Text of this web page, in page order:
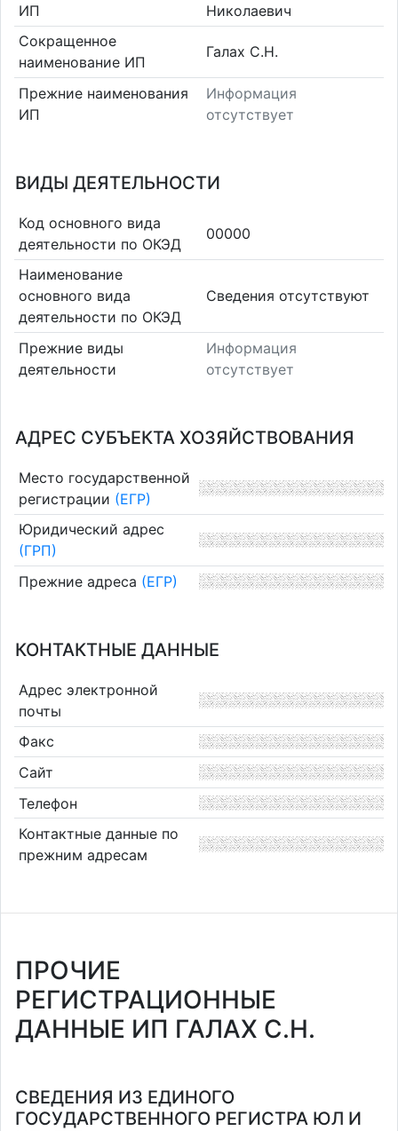
ИП
Николаевич
Сокращенное
наименование ИП
Галах С.Н.
Прежние наименования
ИП
Информация
отсутствует
ВИДЫ ДЕЯТЕЛЬНОСТИ
Код основного вида
деятельности по ОКЭД
00000
Наименование
основного вида
деятельности по ОКЭД
Cведения отсутствуют
Прежние виды
деятельности
Информация
отсутствует
АДРЕС СУБЪЕКТА ХОЗЯЙСТВОВАНИЯ
Место государственной
регистрации (ЕГР)
Юридический адрес
(ГРП)
Прежние адреса (ЕГР)
КОНТАКТНЫЕ ДАННЫЕ
Адрес электронной
почты
Факс
Сайт
Телефон
Контактные данные по
прежним адресам
ПРОЧИЕ
РЕГИСТРАЦИОННЫЕ
ДАННЫЕ ИП ГАЛАХ С.Н.
СВЕДЕНИЯ ИЗ ЕДИНОГО
ГОСУДАРСТВЕННОГО РЕГИСТРА ЮЛ И